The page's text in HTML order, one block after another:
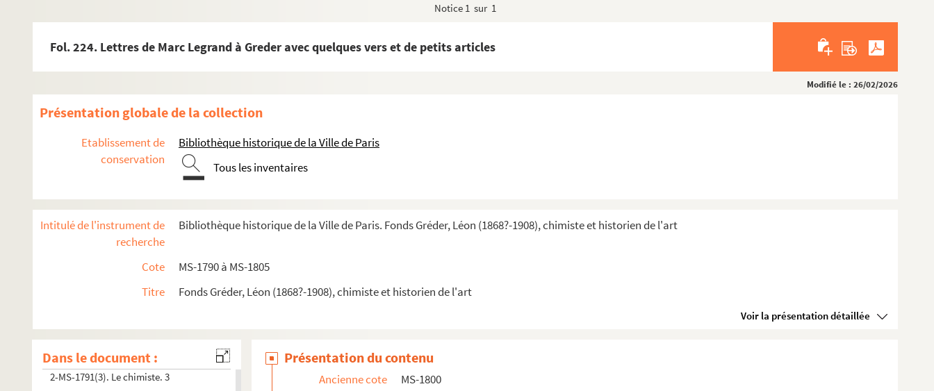
Notice 1 sur 1
Fol. 224. Lettres de Marc Legrand à Greder avec quelques vers et de petits articles
Modifié le : 26/02/2026
Présentation globale de la collection
Etablissement de
conservation
Bibliothèque historique de la Ville de Paris
Tous les inventaires
Intitulé de l'instrument de
recherche
Bibliothèque historique de la Ville de Paris. Fonds Gréder, Léon (1868?-1908), chimiste et historien de l'art
Cote
MS-1790 à MS-1805
Titre
Fonds Gréder, Léon (1868?-1908), chimiste et historien de l'art
Voir la présentation détaillée
Dans le document :
2-MS-1791(1). Le chimiste. 1
2-MS-1791(2). Le chimiste. 2
2-MS-1791(3). Le chimiste. 3
Présentation du contenu
Ancienne cote
MS-1800